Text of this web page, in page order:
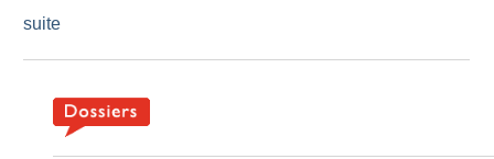
suite